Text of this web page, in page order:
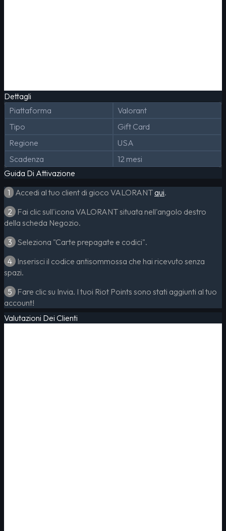
Dettagli
Piattaforma
Valorant
Tipo
Gift Card
Regione
USA
Scadenza
12 mesi
Guida Di Attivazione
1 Accedi al tuo client di gioco VALORANTqui.
2 Fai clic sull'icona VALORANT situata nell'angolo destro
della scheda Negozio.
3 Seleziona "Carte prepagate e codici".
4 Inserisci il codice antisommossa che hai ricevuto senza
spazi.
5 Fare clic su Invia. I tuoi Riot Points sono stati aggiunti al tuo
account!
Valutazioni Dei Clienti